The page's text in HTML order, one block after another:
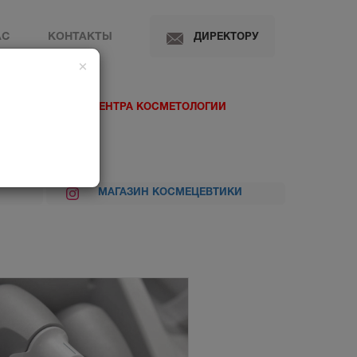
КОНТАКТЫ ДИРЕКТОРУ
ЦЕНТРА КОСМЕТОЛОГИИ
МАГАЗИН КОСМЕЦЕВТИКИ
×